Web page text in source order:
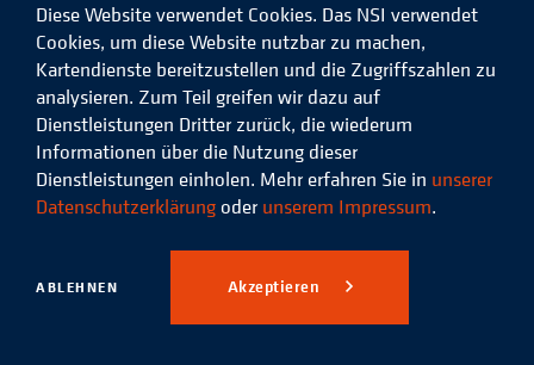
Das
NSI
Facebook
Das
NSI
auf
LinkedIn
Das
NSI
auf
Instagram
Das
Xing
© 2026 Niedersächsisches
Studieninstitut für kommunale
Verwaltung e.V.
Datenschutz Impressum
Diese Website verwendet Cookies. Das NSI verwendet
Cookies, um diese Website nutzbar zu machen,
Kartendienste bereitzustellen und die Zugriffszahlen zu
analysieren. Zum Teil greifen wir dazu auf
Dienstleistungen Dritter zurück, die wiederum
Informationen über die Nutzung dieser
Dienstleistungen einholen. Mehr erfahren Sie in unserer
Datenschutzerklärung oder unserem Impressum.
ABLEHNEN Akzeptieren